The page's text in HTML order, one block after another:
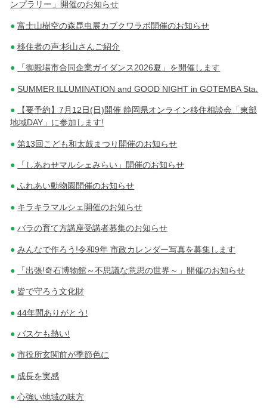
シ
ョ
ン
ンプラリー」開催のお知らせ
富士山樹空の森昆虫展カブクワラボ開催のお知らせ
移住者の声:杉山さんご紹介
「御殿場市合同企業ガイダンス2026夏」を開催します
SUMMER ILLUMINATION and GOOD NIGHT in GOTEMBA Sta.
【要予約】7月12日(日)開催 静岡県オンライン移住相談会「東部
地域DAY」に参加します!
第13回こども和太鼓まつり開催のお知らせ
「しあわせマルシェみらい」開催のお知らせ
ふれあい動物園開催のお知らせ
キラキラマルシェ開催のお知らせ
バラの育て方講座受講者募集のお知らせ
みんなで作ろう!令和9年 市政カレンダー写真を募集します
「出張!奇石博物館～不思議な意思の世界～」開催のお知らせ
皆で守ろう文化財
44年間ありがとう!
バスケも熱い!
市役所玄関前が季節色に
成長を実感
心強い地域の味方